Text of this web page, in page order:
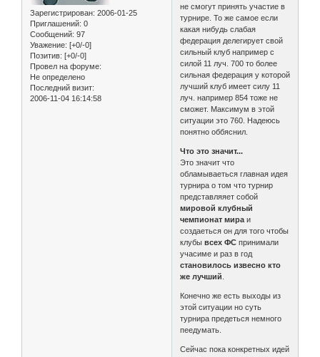
Зарегистрирован: 2006-01-25
Приглашений: 0
Сообщений: 97
Уважение: [+0/-0]
Позитив: [+0/-0]
Провел на форуме:
Не определено
Последний визит:
2006-11-04 16:14:58
не смогут принять участие в
турнире. То же самое если
какая нибудь слабая
федерация делегирует свой
сильный клуб например с
силой 11 луч. 700 то более
сильная федерация у которой
лучший клуб имеет силу 11
луч. например 854 тоже не
сможет. Максимум в этой
ситуации это 760. Надеюсь
понятно оббяснил.
Что это значит...
Это значит что
обламываеться главная идея
турнира о том что турнир
представляяет собой
мировой клубный
чемпионат мира и
создаеться он для того чтобы
клубывсех ФСпринимали
учасиме и раз в год
становилось извесно кто
же лучший
Конечно же есть выходы из
этой ситуации но суть
турнира предеться немного
пеедумать.
Сейчас пока конкретных идей